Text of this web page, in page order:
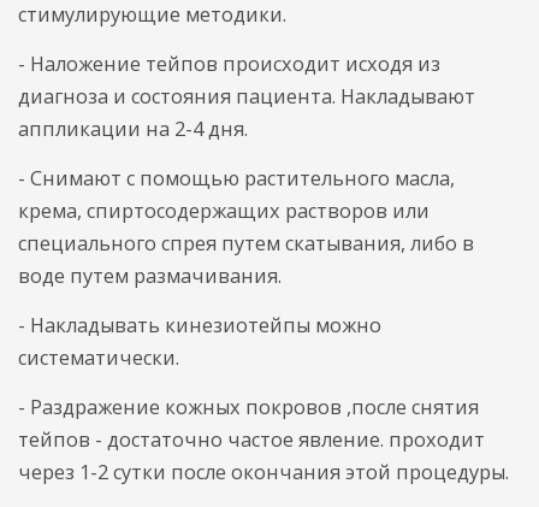
стимулирующие методики.
- Наложение тейпов происходит исходя из
диагноза и состояния пациента. Накладывают
аппликации на 2-4 дня.
- Снимают с помощью растительного масла,
крема, спиртосодержащих растворов или
специального спрея путем скатывания, либо в
воде путем размачивания.
- Накладывать кинезиотейпы можно
систематически.
- Раздражение кожных покровов ,после снятия
тейпов - достаточно частое явление. проходит
через 1-2 сутки после окончания этой процедуры.